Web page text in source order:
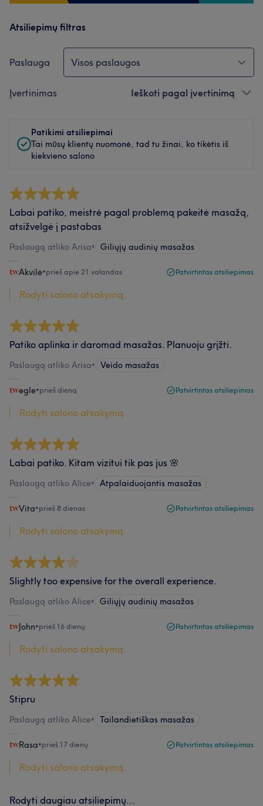
Atsiliepimų filtras
Paslauga Visos paslaugos
Įvertinimas Ieškoti pagal įvertinimą
Patikimi atsiliepimai
Tai mūsų klientų nuomonė, tad tu žinai, ko tikėtis iš
kiekvieno salono
Labai patiko, meistrė pagal problemą pakeitė masažą,
atsižvelgė į pastabas
Paslaugą atliko Arisa• Giliųjų audinių masažas
Akvilė•prieš apie 21 valandas Patvirtintas atsiliepimas
Rodyti salono atsakymą...
Patiko aplinka ir daromad masažas. Planuoju grįžti.
Paslaugą atliko Arisa• Veido masažas
egle•prieš dieną Patvirtintas atsiliepimas
Rodyti salono atsakymą...
Labai patiko. Kitam vizitui tik pas jus 🌸
Paslaugą atliko Alice• Atpalaiduojantis masažas
Vita•prieš 8 dienas Patvirtintas atsiliepimas
Rodyti salono atsakymą...
Slightly too expensive for the overall experience.
Paslaugą atliko Alice• Giliųjų audinių masažas
John•prieš 16 dienų Patvirtintas atsiliepimas
Rodyti salono atsakymą...
Stipru
Paslaugą atliko Alice• Tailandietiškas masažas
Rasa•prieš 17 dienų Patvirtintas atsiliepimas
Rodyti salono atsakymą...
Rodyti daugiau atsiliepimų...